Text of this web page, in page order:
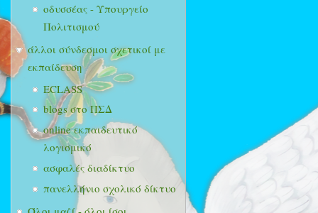
οδυσσέας - Υπουργείο
Πολιτισμού
άλλοι σύνδεσμοι σχετικοί με
εκπαίδευση
ECLASS
blogs στο ΠΣΔ
online εκπαιδευτικό
λογισμικό
ασφαλές διαδίκτυο
πανελλήνιο σχολικό δίκτυο